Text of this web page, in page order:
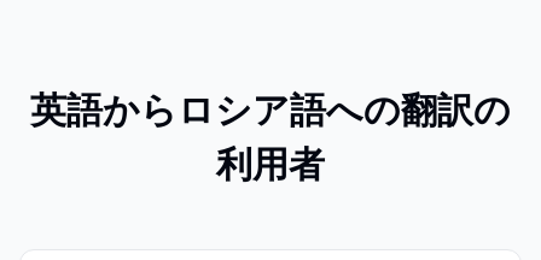
英語からロシア語への翻訳の
利用者